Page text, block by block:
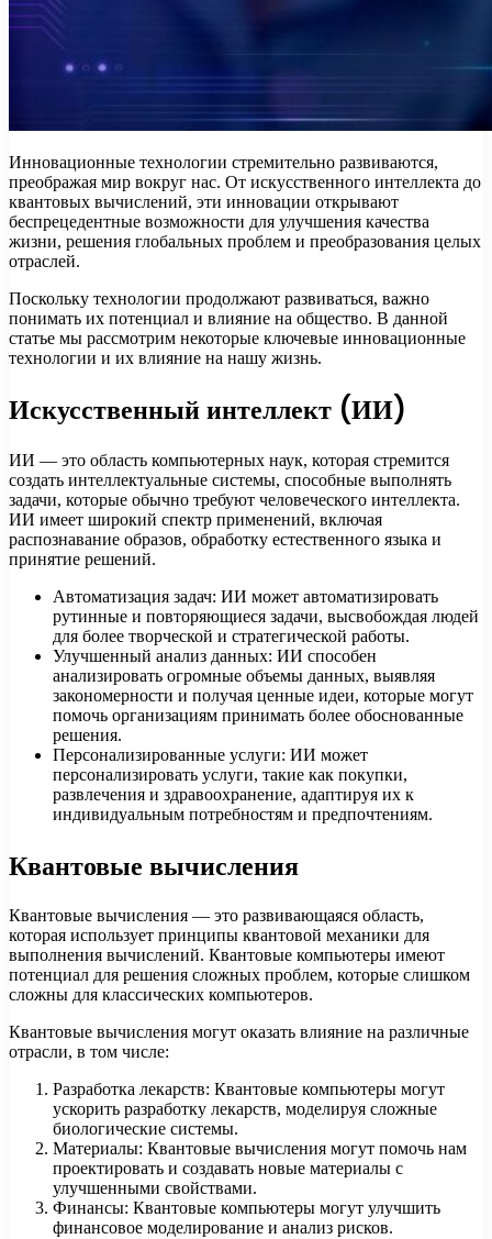
Инновационные технологии стремительно развиваются,
преображая мир вокруг нас. От искусственного интеллекта до
квантовых вычислений, эти инновации открывают
беспрецедентные возможности для улучшения качества
жизни, решения глобальных проблем и преобразования целых
отраслей.
Поскольку технологии продолжают развиваться, важно
понимать их потенциал и влияние на общество. В данной
статье мы рассмотрим некоторые ключевые инновационные
технологии и их влияние на нашу жизнь.
Искусственный интеллект (ИИ)
ИИ — это область компьютерных наук, которая стремится
создать интеллектуальные системы, способные выполнять
задачи, которые обычно требуют человеческого интеллекта.
ИИ имеет широкий спектр применений, включая
распознавание образов, обработку естественного языка и
принятие решений.
Автоматизация задач: ИИ может автоматизировать
рутинные и повторяющиеся задачи, высвобождая людей
для более творческой и стратегической работы.
Улучшенный анализ данных: ИИ способен
анализировать огромные объемы данных, выявляя
закономерности и получая ценные идеи, которые могут
помочь организациям принимать более обоснованные
решения.
Персонализированные услуги: ИИ может
персонализировать услуги, такие как покупки,
развлечения и здравоохранение, адаптируя их к
индивидуальным потребностям и предпочтениям.
Квантовые вычисления
Квантовые вычисления — это развивающаяся область,
которая использует принципы квантовой механики для
выполнения вычислений. Квантовые компьютеры имеют
потенциал для решения сложных проблем, которые слишком
сложны для классических компьютеров.
Квантовые вычисления могут оказать влияние на различные
отрасли, в том числе:
Разработка лекарств: Квантовые компьютеры могут
ускорить разработку лекарств, моделируя сложные
биологические системы.
Материалы: Квантовые вычисления могут помочь нам
проектировать и создавать новые материалы с
улучшенными свойствами.
Финансы: Квантовые компьютеры могут улучшить
финансовое моделирование и анализ рисков.